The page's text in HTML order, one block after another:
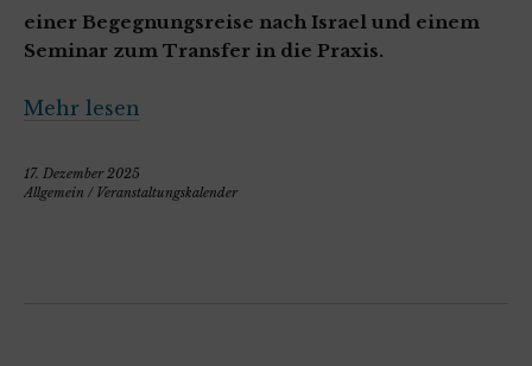
einer Begegnungsreise nach Israel und einem
Seminar zum Transfer in die Praxis.
Mehr lesen
17. Dezember 2025
Allgemein / Veranstaltungskalender